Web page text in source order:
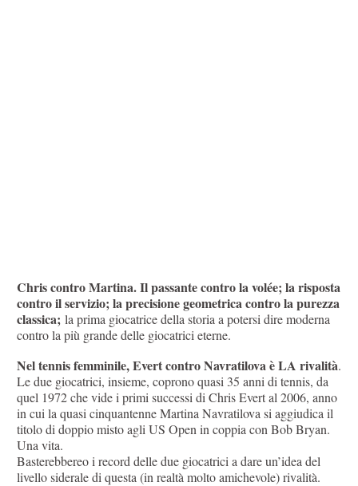
Chris contro Martina. Il passante contro la volée; la risposta
contro il servizio; la precisione geometrica contro la purezza
classica; la prima giocatrice della storia a potersi dire moderna
contro la più grande delle giocatrici eterne.
Nel tennis femminile, Evert contro Navratilova è LA rivalità.
Le due giocatrici, insieme, coprono quasi 35 anni di tennis, da
quel 1972 che vide i primi successi di Chris Evert al 2006, anno
in cui la quasi cinquantenne Martina Navratilova si aggiudica il
titolo di doppio misto agli US Open in coppia con Bob Bryan.
Una vita.
Basterebbereo i record delle due giocatrici a dare un’idea del
livello siderale di questa (in realtà molto amichevole) rivalità.